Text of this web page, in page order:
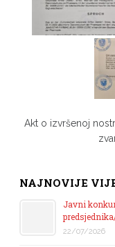
Akt o izvršenoj
NAJNOVIJE
Javni
22/07/2026